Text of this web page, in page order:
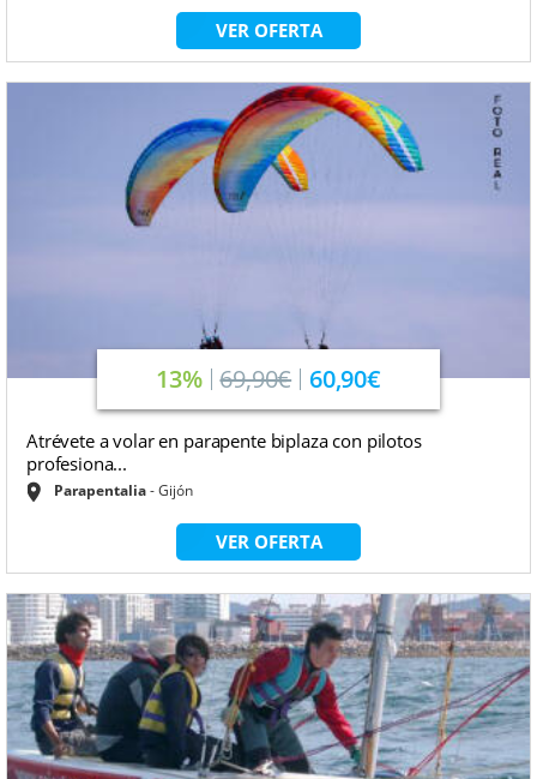
VER OFERTA
13% 69,90€ 60,90€
Atrévete a volar en parapente biplaza con pilotos
profesiona...
Parapentalia Gijón
VER OFERTA